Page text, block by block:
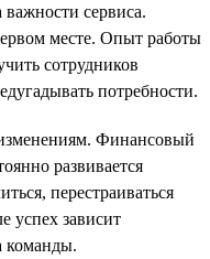
сервиса.
месте. Опыт работы
сотрудников
потребности.
Финансовый
развивается
перестраиваться
успех зависит
команды.